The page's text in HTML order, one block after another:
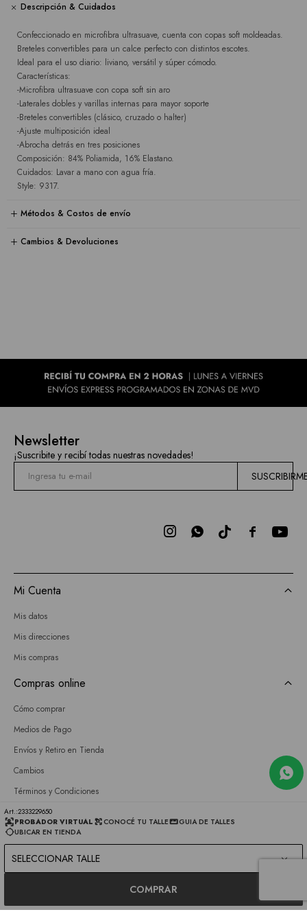
2333229650
PROBADOR VIRTUAL
CONOCÉ TU TALLE
GUIA DE TALLES
UBICAR EN TIENDA
SELECCIONAR TALLE
COMPRAR
Descripción & Cuidados
Confeccionado en microfibra ultrasuave, cuenta con copas soft moldeadas.
Breteles convertibles para un calce perfecto con distintos escotes.
Ideal para el uso diario: liviano, versátil y súper cómodo.
Características:
-Microfibra ultrasuave con copa soft sin aro
-Laterales dobles y varillas internas para mayor soporte
-Breteles convertibles (clásico, cruzado o halter)
-Ajuste multiposición ideal
-Abrocha detrás en tres posiciones
Composición: 84% Poliamida, 16% Elastano.
Cuidados: Lavar a mano con agua fría.
Style: 9317.
Métodos & Costos de envío
Cambios & Devoluciones
Newsletter
¡Suscribite y recibí todas nuestras novedades!

 
Mi Cuenta
Mis datos
Mis direcciones
Mis compras
Compras online
Cómo comprar
Medios de Pago
Envíos y Retiro en Tienda
Cambios
Términos y Condiciones
GIFT CARD
Empresa
Sobre nosotros
Únete a nuestro equipo